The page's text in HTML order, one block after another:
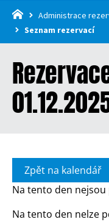
Administrace
Seznam rezervací
Zpět na kalendář
Na tento den
Na tento den nelze